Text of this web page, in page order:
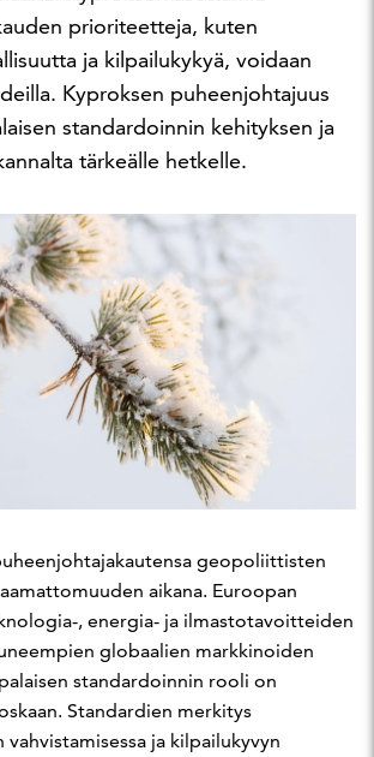
prioriteetteja, kuten
ja kilpailukykyä, voidaan
Kyproksen puheenjohtajuus
standardoinnin kehityksen ja
tärkeälle hetkelle.
geopoliittisten
aikana. Euroopan
, energia- ja ilmastotavoitteiden
globaalien markkinoiden
standardoinnin rooli on
Standardien merkitys
vahvistamisessa ja kilpailukyvyn